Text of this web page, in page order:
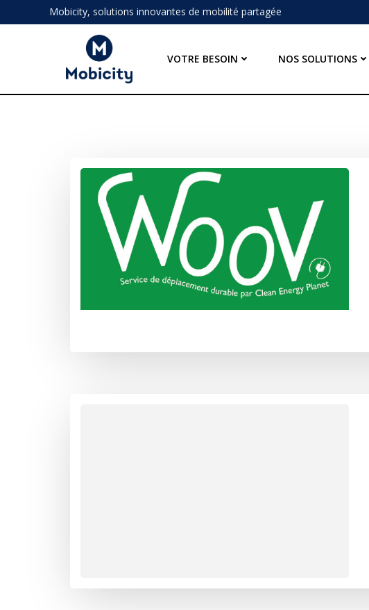
au
Mobicity, solutions innovantes de mobilité partagée
VOTRE BESOIN NOS SOLUTIONS